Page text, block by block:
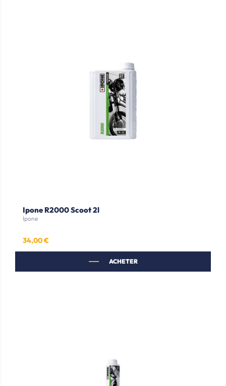
Ipone R2000 Scoot 2l
Ipone
Prix
34,00 €
ACHETER